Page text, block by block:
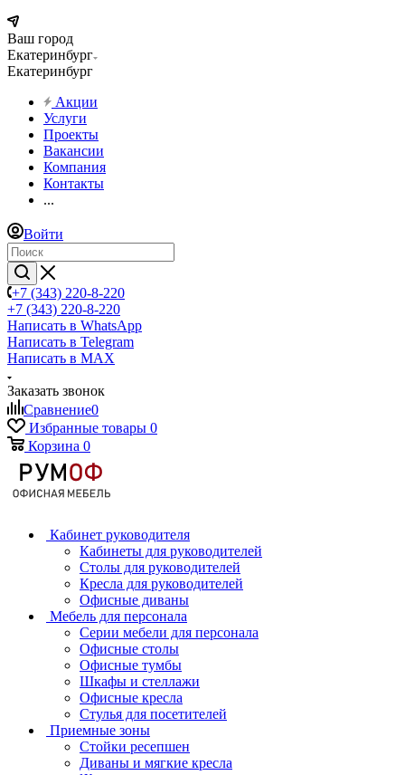
Ваш город
Екатеринбург
Екатеринбург
Акции
Услуги
Проекты
Вакансии
Компания
Контакты
...
Войти
+7 (343) 220-8-220
+7 (343) 220-8-220
Написать в WhatsApp
Написать в Telegram
Написать в MAX
Заказать звонок
Сравнение0
Избранные товары 0
Корзина 0
Кабинет руководителя
Кабинеты для руководителей
Столы для руководителей
Кресла для руководителей
Офисные диваны
Мебель для персонала
Серии мебели для персонала
Офисные столы
Офисные тумбы
Шкафы и стеллажи
Офисные кресла
Стулья для посетителей
Приемные зоны
Стойки ресепшен
Диваны и мягкие кресла